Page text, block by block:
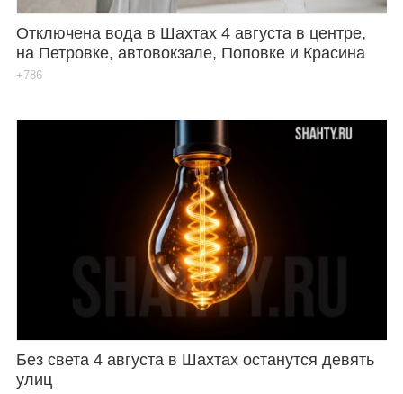
Отключена вода в Шахтах 4 августа в центре,
на Петровке, автовокзале, Поповке и Красина
+786
Без света 4 августа в Шахтах останутся девять
улиц